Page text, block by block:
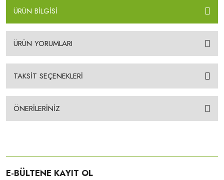
ÜRÜN BİLGİSİ
ÜRÜN YORUMLARI
TAKSİT SEÇENEKLERİ
ÖNERİLERİNİZ
E-BÜLTENE KAYIT OL